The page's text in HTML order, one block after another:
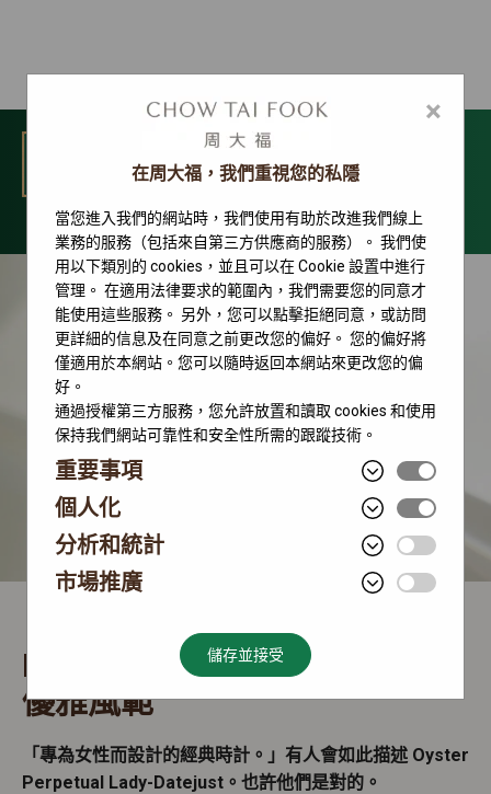
選單
勞力士腕錶系列
Rolex Lady-Datejust
優雅風範
「專為女性而設計的經典時計。」有人會如此描述 Oyster
Perpetual Lady-Datejust。也許他們是對的。
×
在周大福，我們重視您的私隱
當您進入我們的網站時，我們使用有助於改進我們線上
業務的服務（包括來自第三方供應商的服務）。 我們使
用以下類別的 cookies，並且可以在 Cookie 設置中進行
管理。 在適用法律要求的範圍內，我們需要您的同意才
能使用這些服務。 另外，您可以點擊拒絕同意，或訪問
更詳細的信息及在同意之前更改您的偏好。 您的偏好將
僅適用於本網站。您可以隨時返回本網站來更改您的偏
好。
通過授權第三方服務，您允許放置和讀取 cookies 和使用
保持我們網站可靠性和安全性所需的跟蹤技術。
重要事項
個人化
分析和統計
市場推廣
儲存並接受